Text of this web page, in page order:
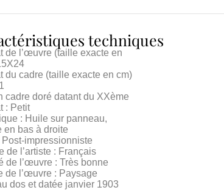
techniques
de l’œuvre (taille exacte en
du cadre (taille exacte en cm)
cadre doré datant du XXème
: Petit
: Huile sur panneau,
en bas à droite
Post-impressionniste
de l’artiste : Français
de l’œuvre : Très bonne
de l’œuvre : Paysage
dos et datée janvier 1903